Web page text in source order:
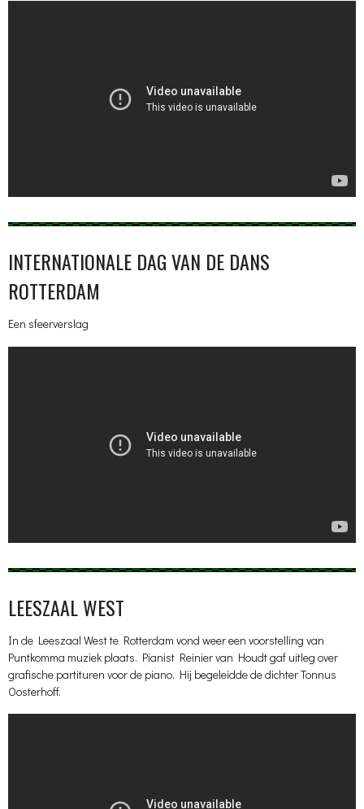
INTERNATIONALE DAG VAN DE DANS
ROTTERDAM
Een sfeerverslag
LEESZAAL WEST
In de Leeszaal West te Rotterdam vond weer een voorstelling van
Puntkomma muziek plaats. Pianist Reinier van Houdt gaf uitleg over
grafische partituren voor de piano. Hij begeleidde de dichter Tonnus
Oosterhoff.